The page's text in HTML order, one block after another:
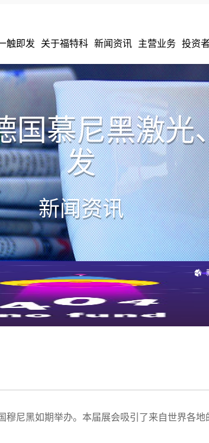
触即发 关于福特科 新闻资讯 主营业务 投资
国慕尼黑激
发
新闻资讯
尼黑如期举办。本届展会吸引了来自世界各